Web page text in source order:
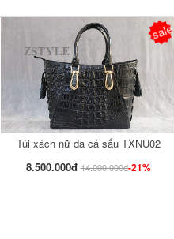
Túi xách nữ da cá sấu TXNU02
8.500.000đ 14.000.000đ-21%
sale